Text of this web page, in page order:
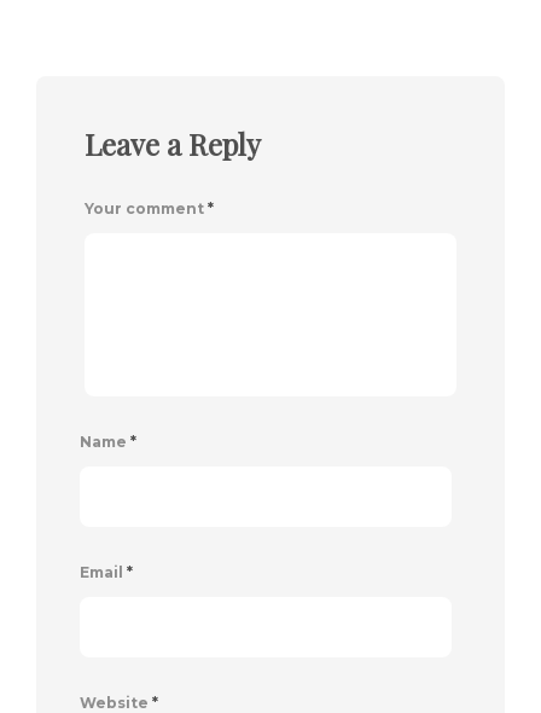
Leave a Reply
Your comment *
Name *
Email *
Website *